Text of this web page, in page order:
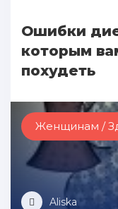
Ошибки
которым
похудеть
Женщинам /
Aliska